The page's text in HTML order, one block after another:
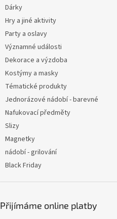
Dárky
Hry a jiné aktivity
Party a oslavy
Významné události
Dekorace a výzdoba
Kostýmy a masky
Tématické produkty
Jednorázové nádobí - barevné
Nafukovací předměty
Slizy
Magnetky
nádobí - grilování
Black Friday
Přijímáme online platby